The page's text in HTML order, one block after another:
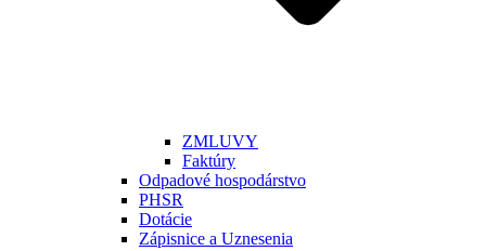
ZMLUVY
Faktúry
Odpadové hospodárstvo
PHSR
Dotácie
Zápisnice a Uznesenia